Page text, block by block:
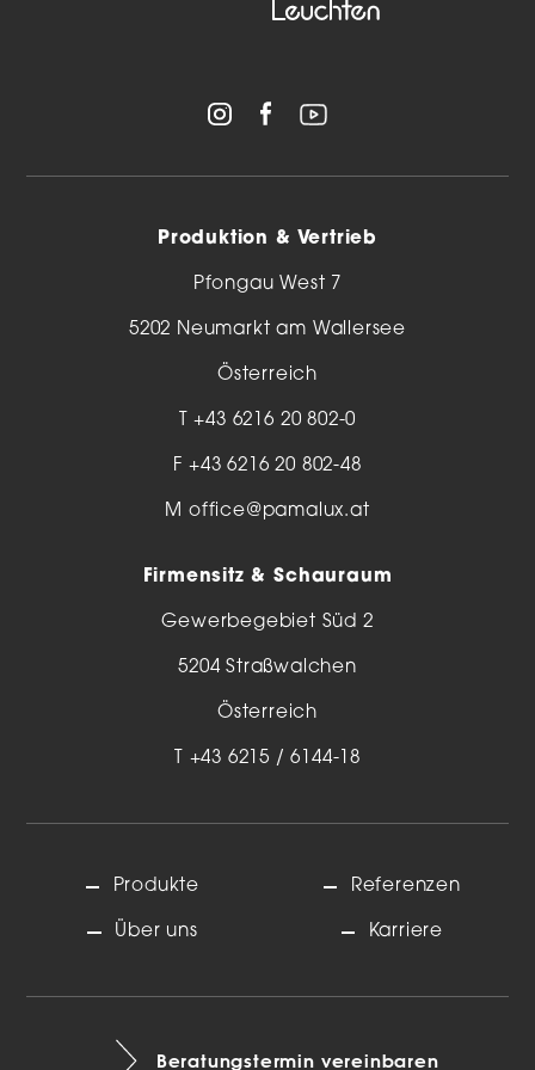
Produktion & Vertrieb
Pfongau West 7
5202 Neumarkt am Wallersee
Österreich
T+43 6216 20 802-0
F +43 6216 20 802-48
M office@pamalux.at
Firmensitz & Schauraum
Gewerbegebiet Süd 2
5204 Straßwalchen
Österreich
T +43 6215 / 6144-18
Produkte
Über uns
Referenzen
Karriere
Beratungstermin vereinbaren